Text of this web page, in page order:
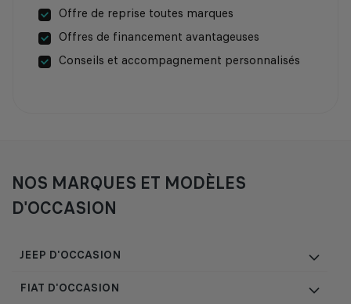
Offre de reprise toutes marques
Offres de financement avantageuses
Conseils et accompagnement personnalisés
NOS MARQUES ET MODÈLES
D'OCCASION
JEEP D'OCCASION
FIAT D'OCCASION